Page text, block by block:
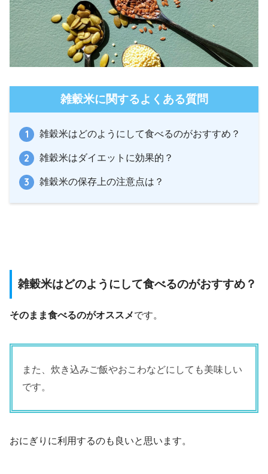
雑穀米に関するよくある質問
雑穀米はどのようにして食べるのがおすすめ？
雑穀米はダイエットに効果的？
雑穀米の保存上の注意点は？
雑穀米はどのようにして食べるのがおすすめ？
そのまま食べるのがオススメです。
また、炊き込みご飯やおこわなどにしても美味しい
です。
おにぎりに利用するのも良いと思います。